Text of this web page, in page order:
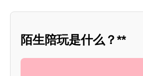
陌生陪玩是什么？**